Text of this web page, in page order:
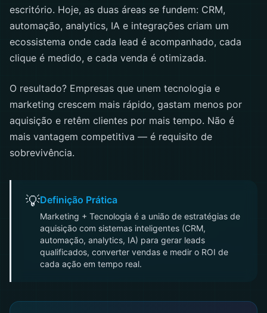
escritório. Hoje, as duas áreas se fundem: CRM,
automação, analytics, IA e integrações criam um
ecossistema onde cada lead é acompanhado, cada
clique é medido, e cada venda é otimizada.
O resultado? Empresas que unem tecnologia e
marketing crescem mais rápido, gastam menos por
aquisição e retêm clientes por mais tempo. Não é
mais vantagem competitiva — é requisito de
sobrevivência.
💡Definição Prática
Marketing + Tecnologia é a união de estratégias de
aquisição com sistemas inteligentes (CRM,
automação, analytics, IA) para gerar leads
qualificados, converter vendas e medir o ROI de
cada ação em tempo real.